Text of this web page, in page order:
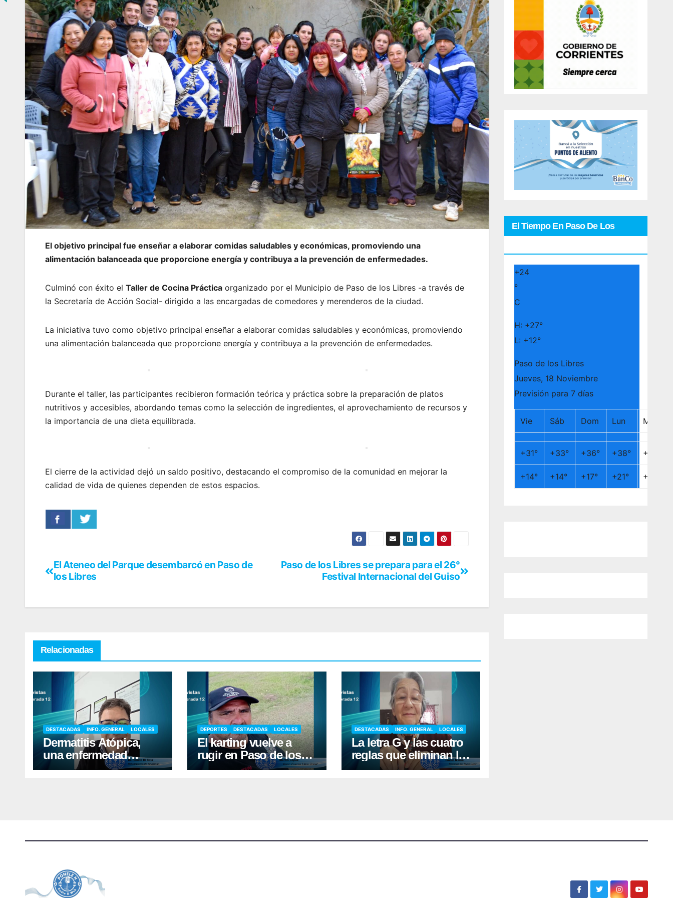
El objetivo principal fue enseñar a elaborar comidas saludables y económicas, promoviendo una
alimentación balanceada que proporcione energía y contribuya a la prevención de enfermedades.
Culminó con éxito el Taller de Cocina Práctica organizado por el Municipio de Paso de los Libres -a través de
la Secretaría de Acción Social- dirigido a las encargadas de comedores y merenderos de la ciudad.
La iniciativa tuvo como objetivo principal enseñar a elaborar comidas saludables y económicas, promoviendo
una alimentación balanceada que proporcione energía y contribuya a la prevención de enfermedades.
Durante el taller, las participantes recibieron formación teórica y práctica sobre la preparación de platos
nutritivos y accesibles, abordando temas como la selección de ingredientes, el aprovechamiento de recursos y
la importancia de una dieta equilibrada.
El cierre de la actividad dejó un saldo positivo, destacando el compromiso de la comunidad en mejorar la
calidad de vida de quienes dependen de estos espacios.
Paso de los Libres se prepara para el 26°
Festival Internacional del Guiso
El Ateneo del Parque desembarcó en Paso de
los Libres
Relacionadas
DESTACADAS INFO. GENERAL LOCALES
Dermatitis Atópica,
una enfermedad
frecuente que requiere
DEPORTES DESTACADAS LOCALES
El karting vuelve a
rugir en Paso de los
Libres, con una fecha
DESTACADAS INFO. GENERAL LOCALES
La letra G y las cuatro
reglas que eliminan la
mayoría de los errores
El Tiempo En Paso De Los
+24
°
C
H: +27°
L: +12°
Paso de los Libres
Jueves, 18 Noviembre
Previsión para 7 días
Vie Sáb Dom Lun Mar
+31° +33° +36° +38° +
+14° +14° +17° +21° +